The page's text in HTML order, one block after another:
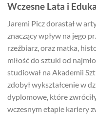
Wczesne Lata i
Jaremi Picz dorastał w
znaczący wpływ na jego
rzeźbiarz, oraz matka,
miłość do sztuki od
studiował na Akademii
zdobył wykształcenie w
dyplomowe, które
wczesnym etapie kariery